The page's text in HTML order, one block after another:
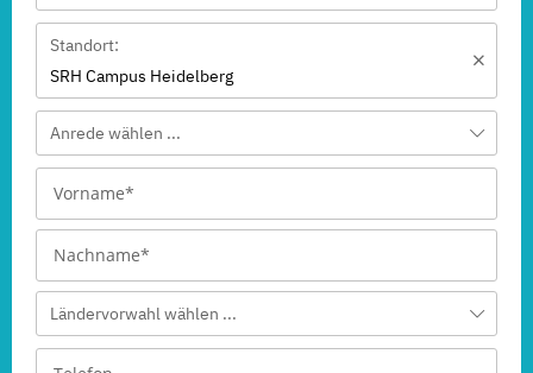
Standort:
SRH Campus Heidelberg
Anrede wählen ...
Ländervorwahl wählen ...